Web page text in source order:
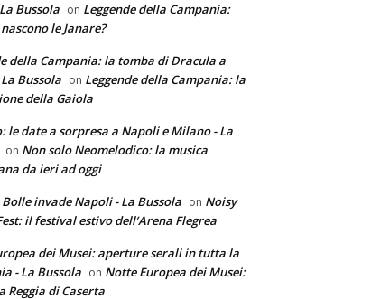
Bussola on Leggende della Campania:
le Janare?
della Campania: la tomba di Dracula a
Bussola on Leggende della Campania: la
della Gaiola
le date a sorpresa a Napoli e Milano - La
on Non solo Neomelodico: la musica
da ieri ad oggi
invade Napoli - La Bussola on Noisy
il festival estivo dell’Arena Flegrea
dei Musei: aperture serali in tutta la
- La Bussola on Notte Europea dei Musei:
Reggia di Caserta